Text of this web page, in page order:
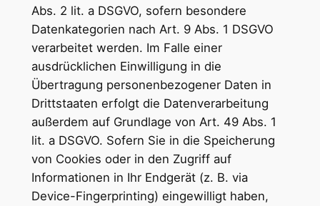
Abs. 2 lit. a DSGVO, sofern besondere
Datenkategorien nach Art. 9 Abs. 1 DSGVO
verarbeitet werden. Im Falle einer
ausdrücklichen Einwilligung in die
Übertragung personenbezogener Daten in
Drittstaaten erfolgt die Datenverarbeitung
außerdem auf Grundlage von Art. 49 Abs. 1
lit. a DSGVO. Sofern Sie in die Speicherung
von Cookies oder in den Zugriff auf
Informationen in Ihr Endgerät (z. B. via
Device-Fingerprinting) eingewilligt haben,